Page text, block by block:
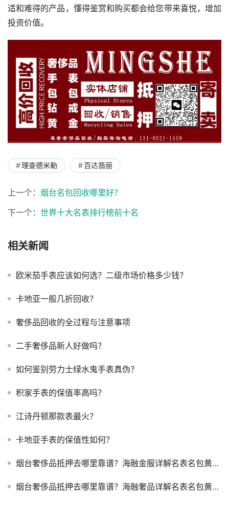
适和难得的产品，懂得鉴赏和购买都会给您带来喜悦，增加
投资价值。
理查德米勒 百达翡丽
上一个： 烟台名包回收哪里好？
下一个： 世界十大名表排行榜前十名
相关新闻
欧米茄手表应该如何选？二级市场价格多少钱？
卡地亚一般几折回收？
奢侈品回收的全过程与注意事项
二手奢侈品新人好做吗？
如何鉴别劳力士绿水鬼手表真伪？
积家手表的保值率高吗？
江诗丹顿那款表最火？
卡地亚手表的保值性如何？
烟台奢侈品抵押去哪里靠谱？海融金服详解名表名包黄金变现全流程
烟台奢侈品抵押去哪里靠谱？海融奢品详解名表名包黄金变现全流程